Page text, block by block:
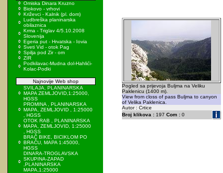
Omiska Dinara Kruzno
Biokovo - vrhovi
Križevci - Kalnik (pl. dom)
Ludbreška planinarska
obilaznica
Krma - Triglav 4/5.10.2008
Slovenija
Egeria put - Hrvatska - Iovia
Sveti Vid - otok Pag
Spilja pod Zir - om
ZIR
Podkilavac-Mudna dol-Hahlići-
Kolac-Podki
Najnovije Web shop
SVILAJA, PLANINARSKA
MAPA ZEMLJOVID,1:25000,
HGSS
PROMINA , PLANINARSKA
MAPA, ZEMLJOVID , 1:25000
, HGSS
OTOK RAB , PLANINARSKA
MAPA, ZEMLJOVID, 1:25000
, HGSS
BRAČ BIKE, BICIKLOM PO
BRAČU, MAPA 1:45000,
HGSS
DINARA-TROGLAVSKA
SKUPINA-ZAPAD
,PLANINARSKA
MAPA,1:25000
Pogled sa prijevoja Buljma na Veliku
Paklenicu (1400 m).
View from closs of pass Buljma to canyon
of Velika Paklenica.
Autor : Crtice
Broj klikova :197 Com :0